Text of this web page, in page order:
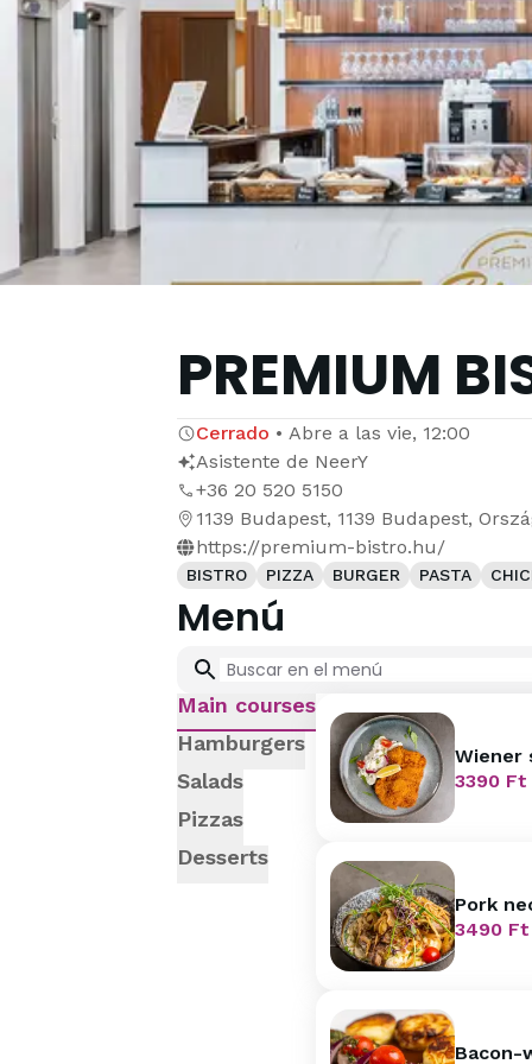
PREMIUM
Cerrado • Abre a las vie, 12:00
Asistente de NeerY
+36 20 520 5150
1139 Budapest, 1139 Budapest,
https://premium-bistro.hu/
BISTRO PIZZA BURGER PASTA
Menú
Main courses
Hamburgers
Salads
Pizzas
Desserts
Wiener
3390Ft
Pork
Lyon-
3490Ft
Bacon-